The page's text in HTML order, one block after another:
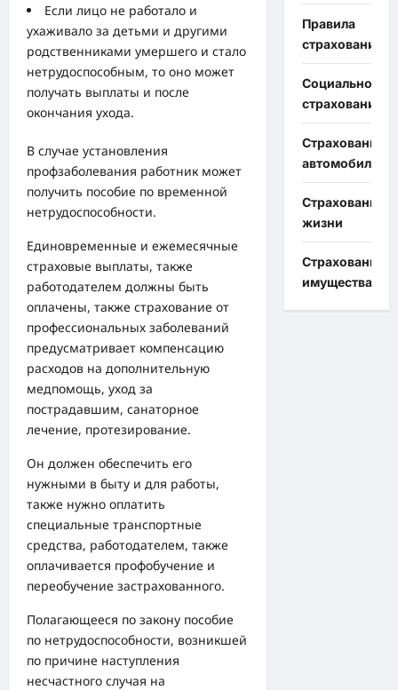
Если лицо не работало и
ухаживало за детьми и другими
родственниками умершего и стало
нетрудоспособным, то оно может
получать выплаты и после
окончания ухода.
В случае установления
профзаболевания работник может
получить пособие по временной
нетрудоспособности.
Единовременные и ежемесячные
страховые выплаты, также
работодателем должны быть
оплачены, также страхование от
профессиональных заболеваний
предусматривает компенсацию
расходов на дополнительную
медпомощь, уход за
пострадавшим, санаторное
лечение, протезирование.
Он должен обеспечить его
нужными в быту и для работы,
также нужно оплатить
специальные транспортные
средства, работодателем, также
оплачивается профобучение и
переобучение застрахованного.
Полагающееся по закону пособие
по нетрудоспособности, возникшей
по причине наступления
несчастного случая на
Правила
страхования
Социальное
страхование
Страхование
автомобиля
Страхование
жизни
Страхование
имущества